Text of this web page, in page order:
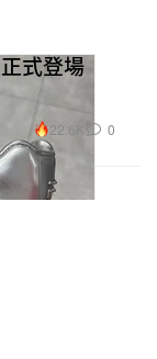
式登場
22.6K 0